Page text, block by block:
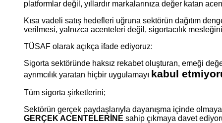
platformlar değil, yıllardır markalarınıza değer katan
Kısa vadeli satış hedefleri uğruna sektörün dağıtım
verilmesi, yalnızca acenteleri değil, sigortacılık
TÜSAF olarak açıkça ifade ediyoruz:
Sigorta sektöründe haksız rekabet oluşturan, emeği
ayrımcılık yaratan hiçbir uygulamayı kabul
Tüm sigorta şirketlerini;
Sektörün gerçek paydaşlarıyla dayanışma içinde
GERÇEK ACENTELERİNE sahip çıkmaya davet